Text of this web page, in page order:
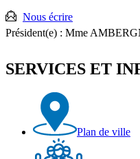
:
Nous écrire
Président(e) : Mme
SERVICES ET
Plan de ville